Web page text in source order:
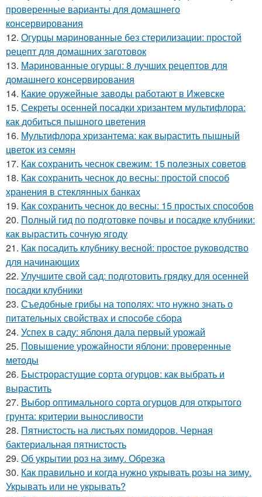
проверенные варианты для домашнего
консервирования
12. Огурцы маринованные без стерилизации: простой
рецепт для домашних заготовок
13. Маринованные огурцы: 8 лучших рецептов для
домашнего консервирования
14. Какие оружейные заводы работают в Ижевске
15. Секреты осенней посадки хризантем мультифлора:
как добиться пышного цветения
16. Мультифлора хризантема: как вырастить пышный
цветок из семян
17. Как сохранить чеснок свежим: 15 полезных советов
18. Как сохранить чеснок до весны: простой способ
хранения в стеклянных банках
19. Как сохранить чеснок до весны: 15 простых способов
20. Полный гид по подготовке почвы и посадке клубники:
как вырастить сочную ягоду
21. Как посадить клубнику весной: простое руководство
для начинающих
22. Улучшите свой сад: подготовить грядку для осенней
посадки клубники
23. Съедобные грибы на тополях: что нужно знать о
питательных свойствах и способе сбора
24. Успех в саду: яблоня дала первый урожай
25. Повышение урожайности яблони: проверенные
методы
26. Быстрорастущие сорта огурцов: как выбрать и
вырастить
27. Выбор оптимального сорта огурцов для открытого
грунта: критерии выносливости
28. Пятнистость на листьях помидоров. Черная
бактериальная пятнистость
29. Об укрытии роз на зиму. Обрезка
30. Как правильно и когда нужно укрывать розы на зиму.
Укрывать или не укрывать?